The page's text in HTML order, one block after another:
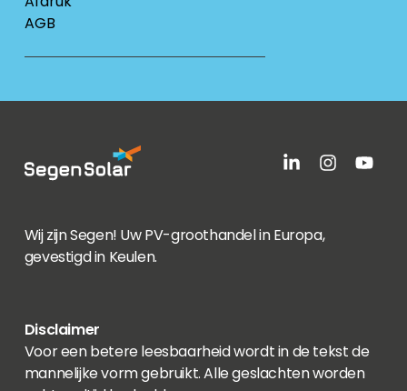
AGB
Wij zijn Segen! Uw PV-groothandel in Europa,
gevestigd in Keulen.
Disclaimer
Voor een betere leesbaarheid wordt in de tekst de
mannelijke vorm gebruikt. Alle geslachten worden